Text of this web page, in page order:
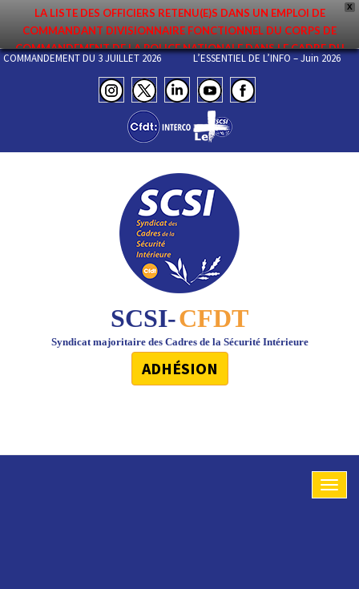
X
LA LISTE DES OFFICIERS RETENU(E)S DANS UN EMPLOI DE
COMMANDANT DIVISIONNAIRE FONCTIONNEL DU CORPS DE
COMMANDEMENT DE LA POLICE NATIONALE DANS LE CADRE DU
PREMIER MOUVEMENT 2026 A ÉTÉ DIFFUSÉE. ELLE EST DISPONIBLE EN
PAGES PROTÉGÉES DU SITE. FÉLICITATIONS AUX NOMMÉ(E)S !
COMMANDEMENT DU 3 JUILLET 2026 L’ESSENTIEL DE L’INFO – Juin 2026
SCSI-CFDT
Syndicat majoritaire des Cadres de la Sécurité Intérieure
ADHÉSION